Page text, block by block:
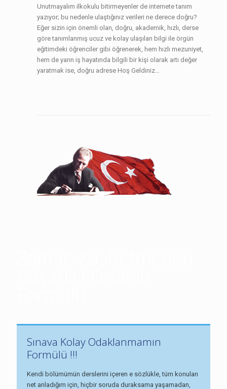
Unutmayalım ilkokulu bitirmeyenler de internete tanım
yazıyor; bu nedenle ulaştığınız verileri ne derece doğru?
Eğer sizin için önemli olan, doğru, akademik, hızlı, derse
göre tanımlanmış ucuz ve kolay ulaşılan bilgi ile örgün
eğitimdeki öğrenciler gibi öğrenerek, hem hızlı mezuniyet,
hem de yarın iş hayatında bilgili bir kişi olarak artı değer
yaratmak ise, doğru adrese Hoş Geldiniz…
Sınava Kolay Odaklanmamın
Formülü !!!
Kendi bölümümün derslerini içeren e sözlükle, tüm konuları
net anladığım için, hiçbir soruda duraksama yaşamadan,